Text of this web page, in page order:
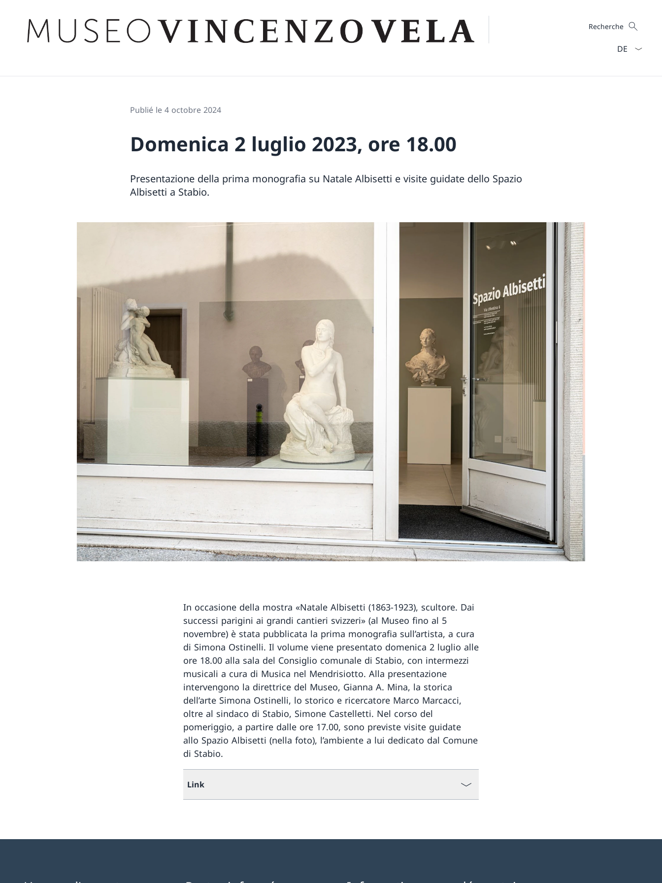
Recherche
Recherche
Publié le 4 octobre 2024
Domenica 2 luglio 2023, ore 18.00
Presentazione della prima monografia su Natale Albisetti e visite guidate dello Spazio
Albisetti a Stabio.
In occasione della mostra «Natale Albisetti (1863-1923), scultore. Dai
successi parigini ai grandi cantieri svizzeri» (al Museo fino al 5
novembre) è stata pubblicata la prima monografia sull’artista, a cura
di Simona Ostinelli. Il volume viene presentato domenica 2 luglio alle
ore 18.00 alla sala del Consiglio comunale di Stabio, con intermezzi
musicali a cura di Musica nel Mendrisiotto. Alla presentazione
intervengono la direttrice del Museo, Gianna A. Mina, la storica
dell’arte Simona Ostinelli, lo storico e ricercatore Marco Marcacci,
oltre al sindaco di Stabio, Simone Castelletti. Nel corso del
pomeriggio, a partire dalle ore 17.00, sono previste visite guidate
allo Spazio Albisetti (nella foto), l’ambiente a lui dedicato dal Comune
di Stabio.
Link